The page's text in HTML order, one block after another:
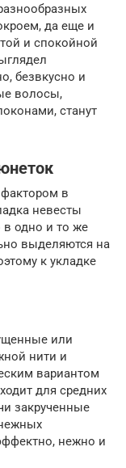
да еще и
и спокойной
безвкусно и
волосы,
станут
в
невесты
одно и то же
выделяются на
к укладке
или
нити и
вариантом
для средних
закрученные
нежно и